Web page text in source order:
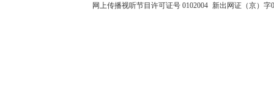
网上传播视听节目许可证号 0102004 新出网证（京）